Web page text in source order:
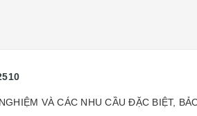
VÀ CÁC NHU CẦU ĐẶC BIỆT,